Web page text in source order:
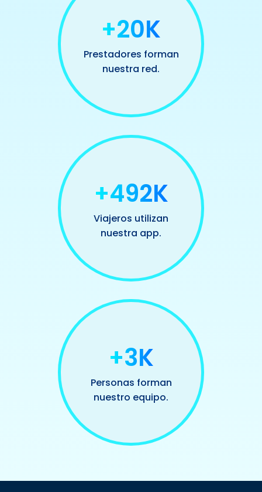
+20K
Prestadores forman
nuestra red.
+500K
Viajeros utilizan
nuestra app.
+3K
Personas forman
nuestro equipo.